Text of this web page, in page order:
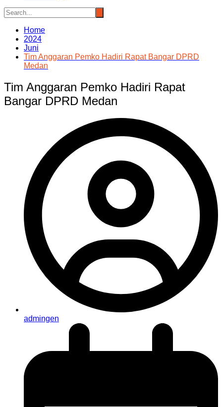
Home
2024
Juni
Tim Anggaran Pemko Hadiri Rapat Bangar DPRD
Medan
Tim Anggaran Pemko Hadiri Rapat
Bangar DPRD Medan
admingen